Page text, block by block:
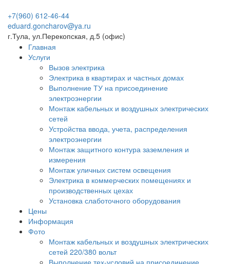
+7(960) 612-46-44
eduard.goncharov@ya.ru
г.Тула, ул.Перекопская, д.5 (офис)
Главная
Услуги
Вызов электрика
Электрика в квартирах и частных домах
Выполнение ТУ на присоединение
электроэнергии
Монтаж кабельных и воздушных электрических
сетей
Устройства ввода, учета, распределения
электроэнергии
Монтаж защитного контура заземления и
измерения
Монтаж уличных систем освещения
Электрика в коммерческих помещениях и
производственных цехах
Установка слаботочного оборудования
Цены
Информация
Фото
Монтаж кабельных и воздушных электрических
сетей 220/380 вольт
Выполнение тех-условий на присоединение